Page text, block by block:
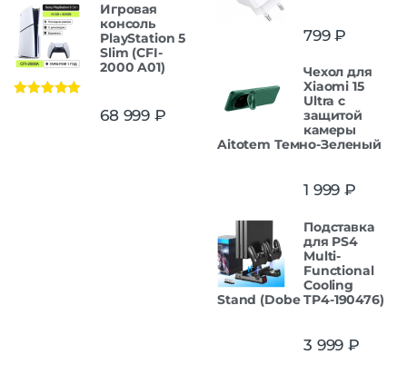
Игровая
консоль
PlayStation 5
Slim (CFI-
2000 A01)
68 999 ₽
799₽
Чехол для
Xiaomi 15
Ultra с
защитой
камеры
Aitotem Темно-Зеленый
1 999 ₽
Подставка
для PS4
Multi-
Functional
Cooling
Stand (Dobe TP4-190476)
3 999 ₽